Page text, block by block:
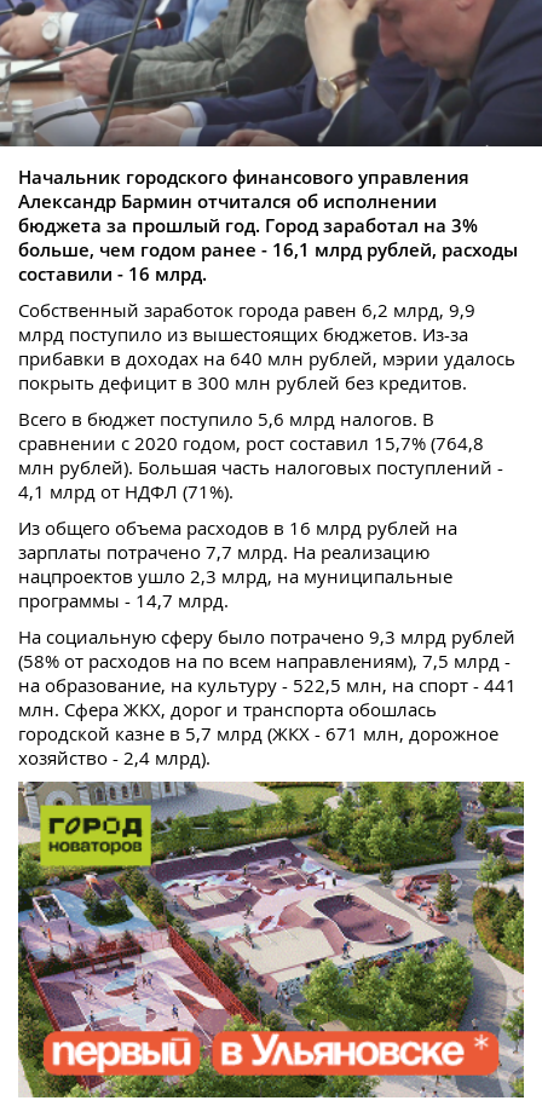
Начальник городского финансового управления
Александр Бармин отчитался об исполнении
бюджета за прошлый год. Город заработал на 3%
больше, чем годом ранее - 16,1 млрд рублей, расходы
составили - 16 млрд.
Собственный заработок города равен 6,2 млрд, 9,9
млрд поступило из вышестоящих бюджетов. Из-за
прибавки в доходах на 640 млн рублей, мэрии удалось
покрыть дефицит в 300 млн рублей без кредитов.
Всего в бюджет поступило 5,6 млрд налогов. В
сравнении с 2020 годом, рост составил 15,7% (764,8
млн рублей). Большая часть налоговых поступлений -
4,1 млрд от НДФЛ (71%).
Из общего объема расходов в 16 млрд рублей на
зарплаты потрачено 7,7 млрд. На реализацию
нацпроектов ушло 2,3 млрд, на муниципальные
программы - 14,7 млрд.
На социальную сферу было потрачено 9,3 млрд рублей
(58% от расходов на по всем направлениям), 7,5 млрд -
на образование, на культуру - 522,5 млн, на спорт - 441
млн. Сфера ЖКХ, дорог и транспорта обошлась
городской казне в 5,7 млрд (ЖКХ - 671 млн, дорожное
хозяйство - 2,4 млрд).